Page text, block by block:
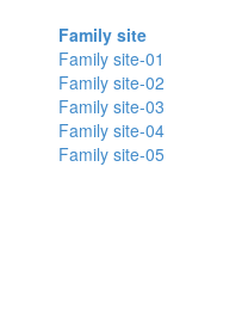
Family site
Family site-01
Family site-02
Family site-03
Family site-04
Family site-05